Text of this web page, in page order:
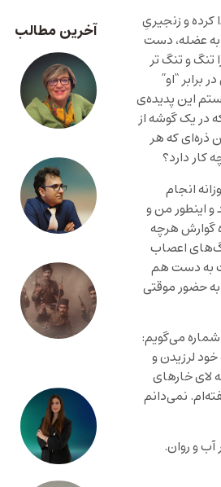
کرده و زنجیریِ
عضله، دست
تنگ و تنگ تر
“او”
این پدیده‌ی
در یک گوشه از
ذره‌ای که هر
کار دارد؟
انجام
اینطور من و
گوارش هرچه
رگ‌های اعصاب
به دست هم
به حضور موقتی
می‌گویم:
لرزیدن و
لای خارهای
نمی‌دانم
و روان.
آخرین مطالب